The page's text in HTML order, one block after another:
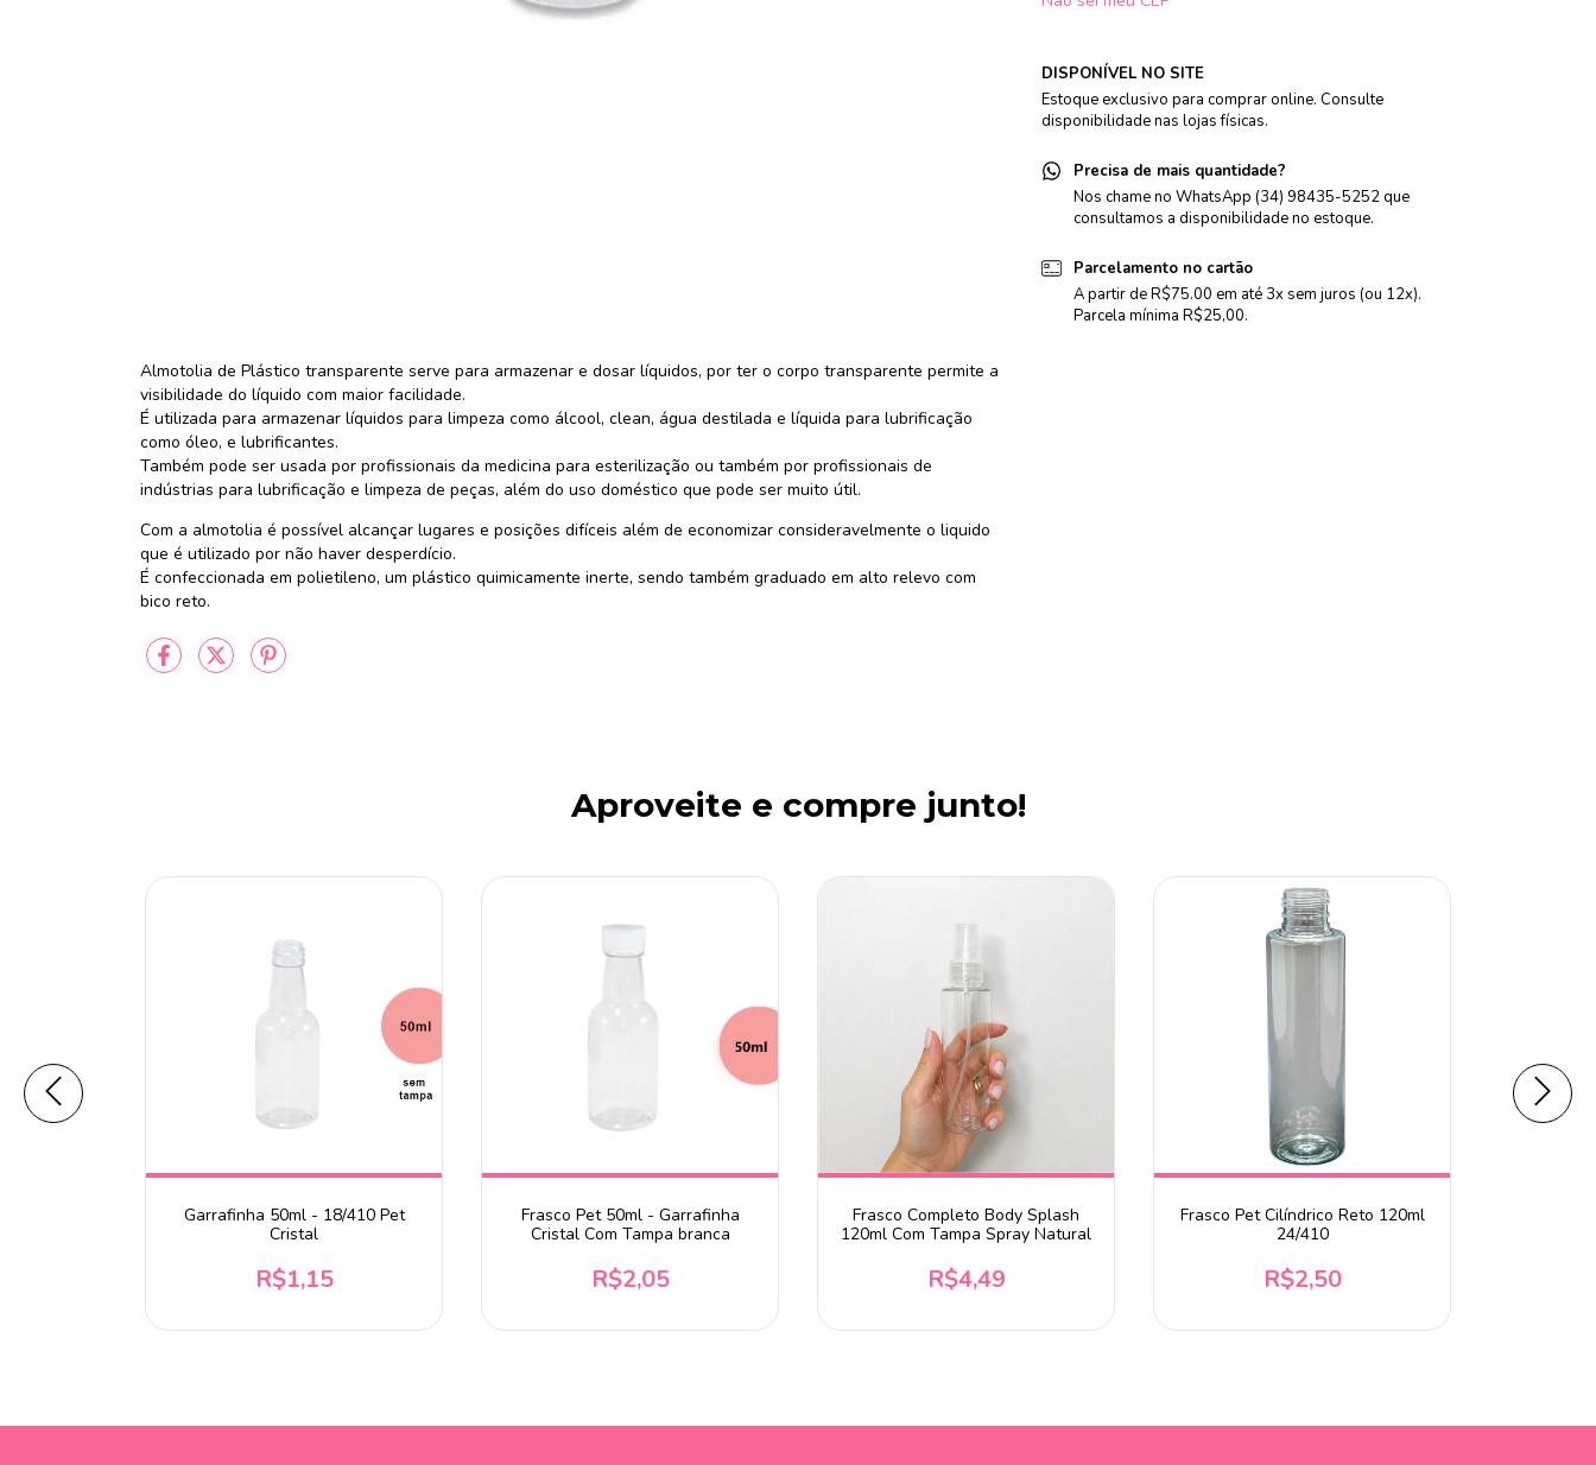
Almotolia de Plástico transparente serve para armazenar e dosar líquidos, por ter o corpo transparente permite a
visibilidade do líquido com maior facilidade.
É utilizada para armazenar líquidos para limpeza como álcool, clean, água destilada e líquida para lubrificação
como óleo, e lubrificantes.
Também pode ser usada por profissionais da medicina para esterilização ou também por profissionais de
indústrias para lubrificação e limpeza de peças, além do uso doméstico que pode ser muito útil.
Com a almotolia é possível alcançar lugares e posições difíceis além de economizar consideravelmente o liquido
que é utilizado por não haver desperdício.
É confeccionada em polietileno, um plástico quimicamente inerte, sendo também graduado em alto relevo com
bico reto.
DISPONÍVEL NO SITE
Estoque exclusivo para comprar online. Consulte
disponibilidade nas lojas físicas.
Precisa de mais quantidade?
Nos chame no WhatsApp (34) 98435-5252 que
consultamos a disponibilidade no estoque.
Parcelamento no cartão
A partir de R$75.00 em até 3x sem juros (ou 12x).
Parcela mínima R$25,00.
Aproveite e compre junto!
Garrafinha 50ml - 18/410 Pet
Cristal
R$1,15
Frasco Pet 50ml - Garrafinha
Cristal Com Tampa branca
R$2,05
Frasco Completo Body Splash
120ml Com Tampa Spray Natural
R$4,49
Frasco Pet Cilíndrico Reto 120ml
24/410
R$2,50